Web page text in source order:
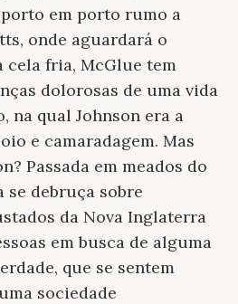
em porto rumo a
onde aguardará o
cela fria, McGlue tem
dolorosas de uma vida
na qual Johnson era a
e camaradagem. Mas
Passada em meados do
se debruça sobre
da Nova Inglaterra
em busca de alguma
que se sentem
sociedade